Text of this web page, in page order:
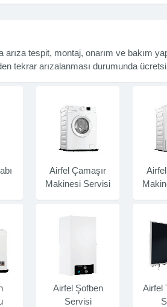
tespit, montaj, onarım ve bakım
tekrar arızalanması durumunda
Airfel Çamaşır
Makinesi Servisi
Airfel Şofben
Servisi
Airfel